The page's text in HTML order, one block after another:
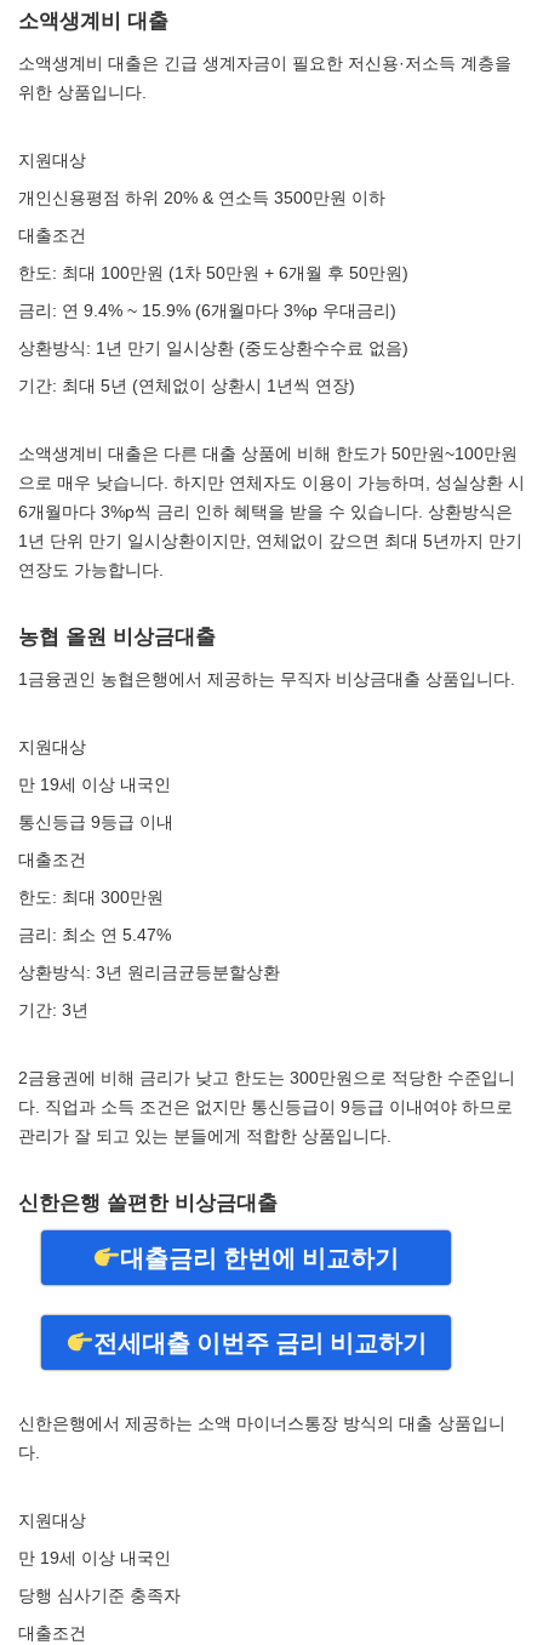
소액생계비 대출
소액생계비 대출은 긴급 생계자금이 필요한 저신용·저소득 계층을
위한 상품입니다.
지원대상
개인신용평점 하위 20% & 연소득 3500만원 이하
대출조건
한도: 최대 100만원 (1차 50만원 + 6개월 후 50만원)
금리: 연 9.4% ~ 15.9% (6개월마다 3%p 우대금리)
상환방식: 1년 만기 일시상환 (중도상환수수료 없음)
기간: 최대 5년 (연체없이 상환시 1년씩 연장)
소액생계비 대출은 다른 대출 상품에 비해 한도가 50만원~100만원
으로 매우 낮습니다. 하지만 연체자도 이용이 가능하며, 성실상환 시
6개월마다 3%p씩 금리 인하 혜택을 받을 수 있습니다. 상환방식은
1년 단위 만기 일시상환이지만, 연체없이 갚으면 최대 5년까지 만기
연장도 가능합니다.
농협 올원 비상금대출
1금융권인 농협은행에서 제공하는 무직자 비상금대출 상품입니다.
지원대상
만 19세 이상 내국인
통신등급 9등급 이내
대출조건
한도: 최대 300만원
금리: 최소 연 5.47%
상환방식: 3년 원리금균등분할상환
기간: 3년
2금융권에 비해 금리가 낮고 한도는 300만원으로 적당한 수준입니
다. 직업과 소득 조건은 없지만 통신등급이 9등급 이내여야 하므로
관리가 잘 되고 있는 분들에게 적합한 상품입니다.
신한은행 쏠편한 비상금대출
대출금리 한번에 비교하기
전세대출 이번주 금리 비교하기
신한은행에서 제공하는 소액 마이너스통장 방식의 대출 상품입니
다.
지원대상
만 19세 이상 내국인
당행 심사기준 충족자
대출조건